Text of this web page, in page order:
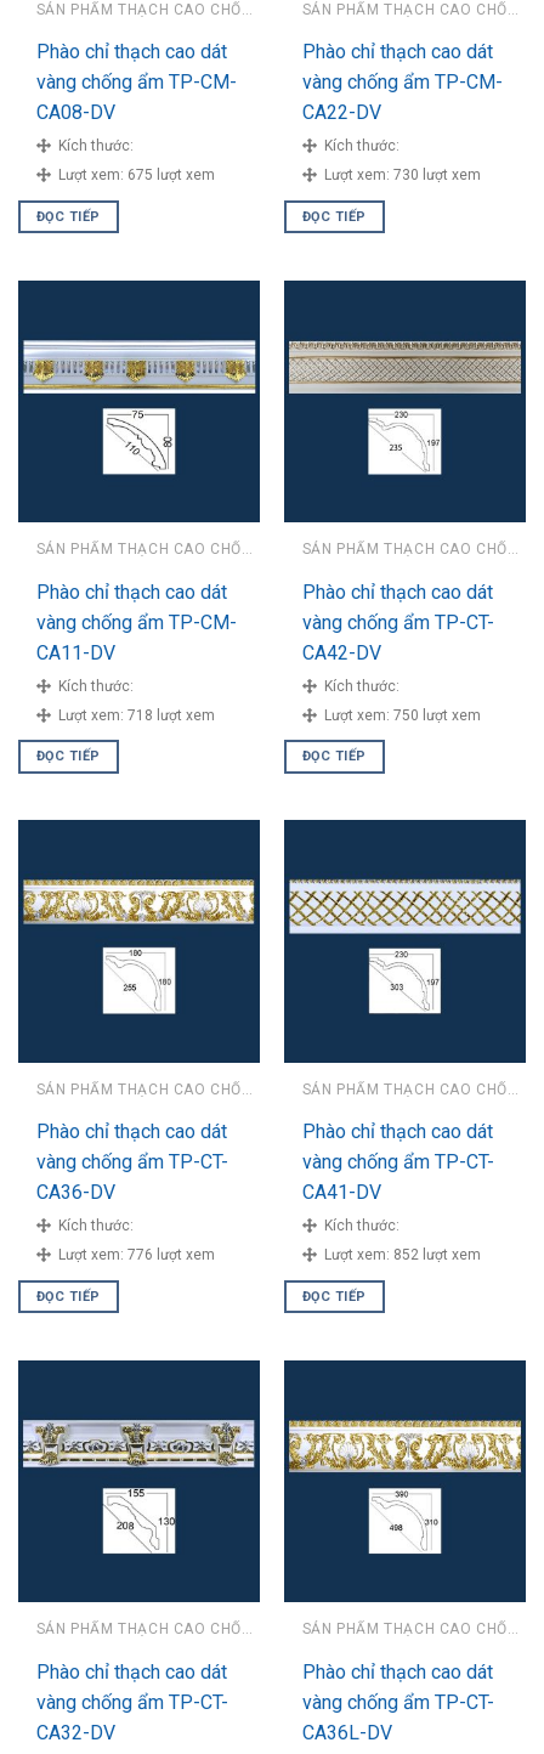
Phào chỉ thạch cao dát
vàng chống ẩm TP-CM-
CA08-DV
Kích thước:
Lượt xem: 675 lượt xem
ĐỌC TIẾP
Phào chỉ thạch cao dát
vàng chống ẩm TP-CM-
CA22-DV
Kích thước:
Lượt xem: 730 lượt xem
ĐỌC TIẾP
SẢN PHẨM THẠCH CAO CHỐNG ẨM
Phào chỉ thạch cao dát
vàng chống ẩm TP-CM-
CA11-DV
Kích thước:
Lượt xem: 718 lượt xem
ĐỌC TIẾP
SẢN PHẨM THẠCH CAO CHỐNG ẨM
Phào chỉ thạch cao dát
vàng chống ẩm TP-CT-
CA42-DV
Kích thước:
Lượt xem: 750 lượt xem
ĐỌC TIẾP
Phào chỉ thạch cao dát
vàng chống ẩm TP-CT-
CA36-DV
Kích thước:
Lượt xem: 776 lượt xem
ĐỌC TIẾP
Phào chỉ thạch cao dát
vàng chống ẩm TP-CT-
CA41-DV
Kích thước:
Lượt xem: 852 lượt xem
ĐỌC TIẾP
SẢN PHẨM THẠCH CAO CHỐNG ẨM
Phào chỉ thạch cao dát
vàng chống ẩm TP-CT-
CA32-DV
SẢN PHẨM THẠCH CAO CHỐNG ẨM
Phào chỉ thạch cao dát
vàng chống ẩm TP-CT-
CA36L-DV